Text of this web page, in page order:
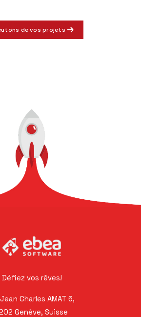
de vos projets
Défiez vos rêves!
Jean Charles AMAT 6,
Genève, Suisse